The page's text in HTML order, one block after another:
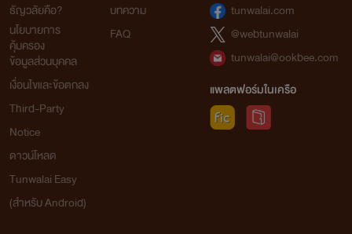
ให้นายท่านได้รับความเพลิดเพลินอย่างถึงที่สุด
เก๋อเก๋อหวังเป็นอย่างยิ่งว่านิยายของเราจะเติมเต็มความปรารถนาของนายท่านทุกๆ คนได้
อย่างพึงพอใจ และเชื่อมั่นว่านายท่านจะสนับสนุนนิยายของเราอย่างถูกลิขสิทธิ์ เพื่อเป็นกำลังใจใน
การคัดสรรนิยายเรื่องอื่นๆ ของเราต่อไปในอนาคต
สามารถเข้ามาแจ้งกับเราได้ในทุกช่องทางการติดต่อ
ด้วยเจ้าค่ะ
ธัญวลัยคือ?
นโยบายการ
คุ้มครอง
ข้อมูลส่วนบุคคล
เงื่อนไขและข้อตกลง
Third-Party
Notice
ดาวน์โหลด
Tunwalai Easy
(สำหรับ Android)
บทความ
FAQ
tunwalai.com
@webtunwalai
tunwalai@ookbee.com
แพลตฟอร์มในเครือ